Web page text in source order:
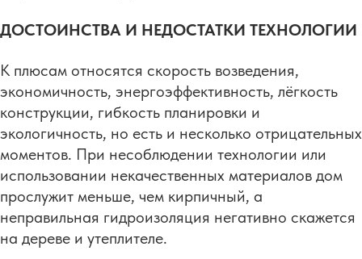
ДОСТОИНСТВА И НЕДОСТАТКИ ТЕХНОЛОГИИ
К плюсам относятся скорость возведения,
экономичность, энергоэффективность, лёгкость
конструкции, гибкость планировки и
экологичность, но есть и несколько отрицательных
моментов. При несоблюдении технологии или
использовании некачественных материалов дом
прослужит меньше, чем кирпичный, а
неправильная гидроизоляция негативно скажется
на дереве и утеплителе.